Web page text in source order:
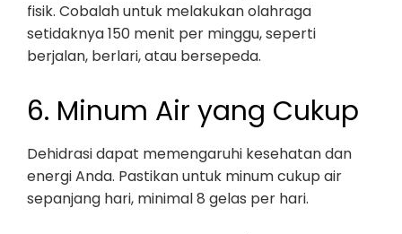
fisik. Cobalah untuk melakukan olahraga
setidaknya 150 menit per minggu, seperti
berjalan, berlari, atau bersepeda.
6. Minum Air yang Cukup
Dehidrasi dapat memengaruhi kesehatan dan
energi Anda. Pastikan untuk minum cukup air
sepanjang hari, minimal 8 gelas per hari.